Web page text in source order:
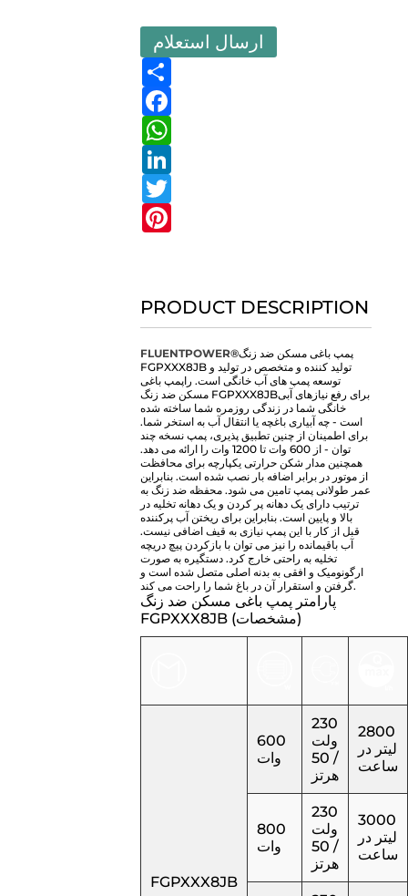
ارسال استعلام
PRODUCT DESCRIPTION
FLUENTPOWER®پمپ باغی مسکن ضد زنگ
FGPXXX8JB تولید کننده و متخصص در تولید و
توسعه پمپ های آب خانگی است. راپمپ باغی
مسکن ضد زنگ FGPXXX8JBبرای رفع نیازهای آبی
خانگی شما در زندگی روزمره شما ساخته شده
است - چه آبیاری باغچه یا انتقال آب به استخر شما.
برای اطمینان از چنین تطبیق پذیری، پمپ نسخه چند
توان - از 600 وات تا 1200 وات را ارائه می دهد.
همچنین مدار شکن حرارتی یکپارچه برای محافظت
از موتور در برابر اضافه بار نصب شده است. بنابراین
عمر طولانی پمپ تامین می شود. محفظه ضد زنگ به
ترتیب دارای یک دهانه پر کردن و یک دهانه تخلیه در
بالا و پایین است. بنابراین برای ریختن آب پرکننده
قبل از کار با این پمپ نیازی به قیف اضافی نیست.
آب باقیمانده را نیز می توان با بازکردن پیچ دریچه
تخلیه به راحتی خارج کرد. دستگیره به صورت
ارگونومیک و افقی به بدنه اصلی متصل شده است و
گرفتن و استقرار آن در باغ شما را راحت می کند.
پارامتر پمپ باغی مسکن ضد زنگ
FGPXXX8JB (مشخصات)
FGPXXX8JB
600
وات
230
ولت
/ 50
هرتز
2800
لیتر در
ساعت
800
وات
230
ولت
/ 50
هرتز
3000
لیتر در
ساعت